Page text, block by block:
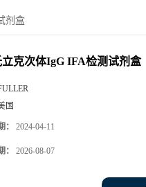
剂盒
克次体IgG IFA检测试剂盒
国
： 2024-04-11
： 2026-08-07